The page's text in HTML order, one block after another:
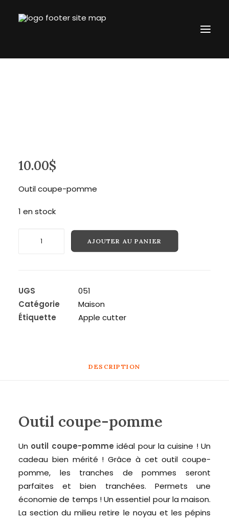
revtronik@protonmail.com
514.434.8777
10.00$
Outil coupe-pomme
1 en stock
pomme
AJOUTER AU PANIER
UGS
051
Catégorie
Maison
Étiquette
Apple cutter
DESCRIPTION
Outil coupe-pomme
Un outil coupe-pomme idéal pour la cuisine ! Un
cadeau bien mérité ! Grâce à cet outil coupe-
pomme, les tranches de pommes seront
parfaites et bien tranchées. Permets une
économie de temps ! Un essentiel pour la maison.
La section du milieu retire le noyau et les pépins